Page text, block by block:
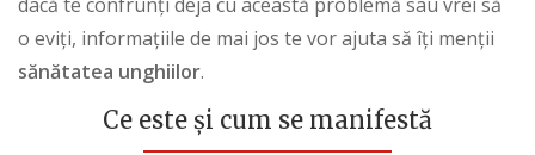
o eviți, informațiile de mai jos te vor ajuta să îți menții
sănătatea unghiilor.
Ce este și cum se manifestă